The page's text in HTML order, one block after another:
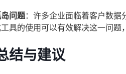
问题：许多企业面临着客户数据
具的使用可以有效解决这一问题
结与建议